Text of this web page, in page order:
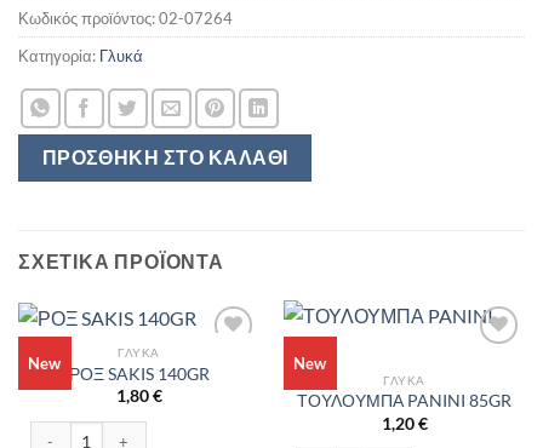
ΠΡΟΣΘΉΚΗ ΣΤΟ ΚΑΛΆΘΙ
Κωδικός προϊόντος:02-07264
Κατηγορία: Γλυκά
ΣΧΕΤΙΚΆ ΠΡΟΪΌΝΤΑ
New
ΓΛΥΚΆ
ΡΟΞ SAKIS 140GR
1,80€
New
ΓΛΥΚΆ
ΤΟΥΛΟΥΜΠΑ PANINI 85GR
1,20€